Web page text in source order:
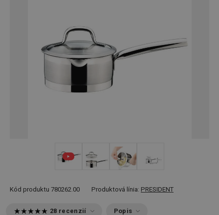
Kód produktu 780262.00 Produktová línia: PRESIDENT
28 recenzií Popis